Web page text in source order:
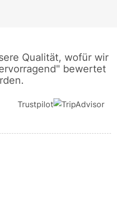
Qualität, wofür wir
bewertet
Trustpilot